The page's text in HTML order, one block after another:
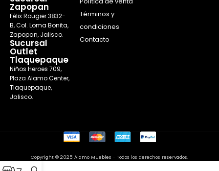
Zapopan
Félix Rougier 3832-
B, Col. Loma Bonita,
Zapopan, Jalisco.
Sucursal
Outlet
Tlaquepaque
Niños Heroes 709,
Plaza Alamo Center,
Tlaquepaque,
Jalisco.
Términos y
condiciones
Contacto
Copyright © 2025 Álamo Muebles - Todos los derechos reservados.